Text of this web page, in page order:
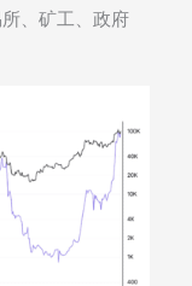
、矿工、政府